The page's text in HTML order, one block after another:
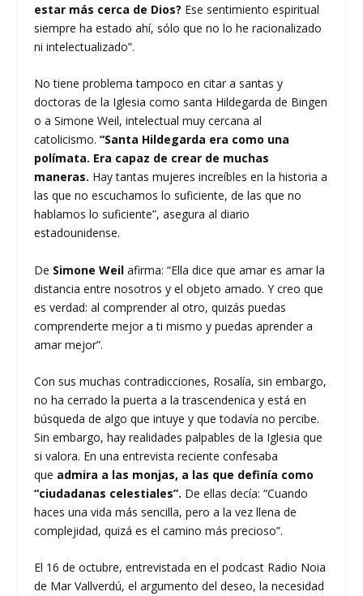
estar más cerca de Dios? Ese sentimiento espiritual
siempre ha estado ahí, sólo que no lo he racionalizado
ni intelectualizado”.
No tiene problema tampoco en citar a santas y
doctoras de la Iglesia como santa Hildegarda de Bingen
o a Simone Weil, intelectual muy cercana al
catolicismo.“Santa Hildegarda era como una
polímata. Era capaz de crear de muchas
maneras. Hay tantas mujeres increíbles en la historia a
las que no escuchamos lo suficiente, de las que no
hablamos lo suficiente”, asegura al diario
estadounidense.
De Simone Weil afirma: “Ella dice que amar es amar la
distancia entre nosotros y el objeto amado. Y creo que
es verdad: al comprender al otro, quizás puedas
comprenderte mejor a ti mismo y puedas aprender a
amar mejor”.
Con sus muchas contradicciones, Rosalía, sin embargo,
no ha cerrado la puerta a la trascendenica y está en
búsqueda de algo que intuye y que todavía no percibe.
Sin embargo, hay realidades palpables de la Iglesia que
si valora. En una entrevista reciente confesaba
que admira a las monjas, a las que definía como
“ciudadanas celestiales”. De ellas decía: “Cuando
haces una vida más sencilla, pero a la vez llena de
complejidad, quizá es el camino más precioso”.
El 16 de octubre, entrevistada en el podcast Radio Noia
de Mar Vallverdú, el argumento del deseo, la necesidad